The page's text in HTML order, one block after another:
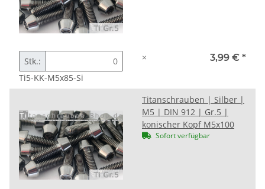
Stk.:
Ti5-KK-M5x85-Si
× 3,99 € *
Titanschrauben | Silber |
M5 | DIN 912 | Gr.5 |
konischer Kopf M5x100
Sofort verfügbar